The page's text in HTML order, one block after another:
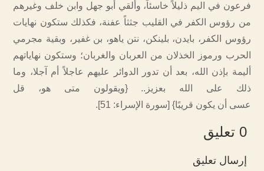
فرعون في اليم ذليلاً خاسئاً، وأُلقي أبو جهل وابن خلف وغيرهم
من رؤوس الكفر في القليب جثثاً عفنة، فكذلك ستكون نهايات
رؤوس الكفر، بايدن، بلينكن، نتن ياهو، بن غفير، وبقية مجرمي
الحرب ورموز الخذلان من العربان والغربان؛ وستكون نهاياتهم
أليمة بإذن الله، بعد أن تدور الدوائر عليهم عاجلاً أم آجلا، وما
ذلك على الله بعزيز.. {ويقولون متى هو، قل
عسى أن يكون قريبًا} [سورة الإسراء: 51].
0 تعليق
إرسال تعليق